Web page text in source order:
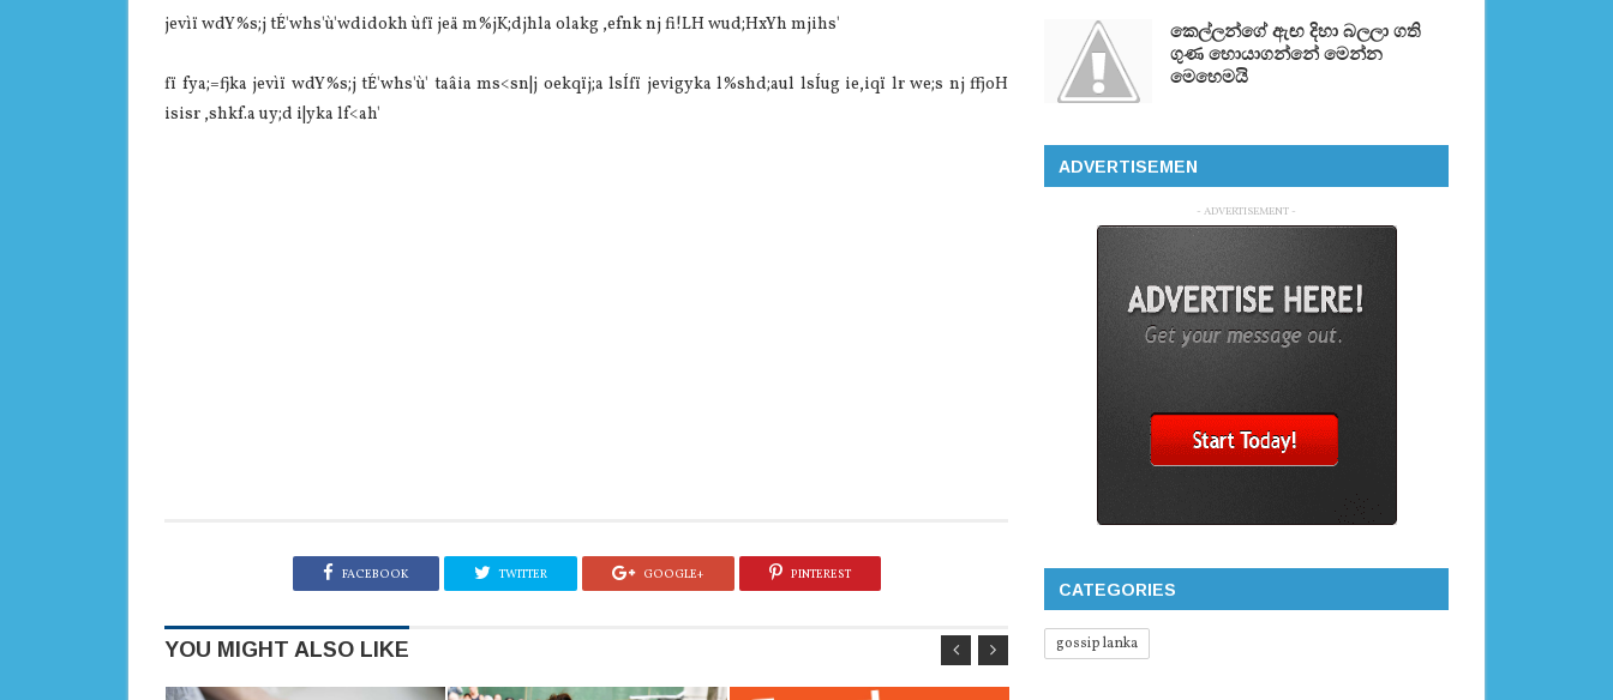
jevìï wdY%s;j tÉ'whs'ù'wdidokh ùfï jeä m%jK;djhla olakg ,efnk nj fi!LH wud;HxYh mjihs'
fï fya;=fjka jevìï wdY%s;j tÉ'whs'ù' taâia ms<sn|j oekqïj;a lsÍfï jevigyka l%shd;aul lsÍug ie,iqï lr we;s nj ffjoH
isisr ,shkf.a uy;d i|yka lf<ah'
FACEBOOK TWITTER GOOGLE+ PINTEREST
YOU MIGHT ALSO LIKE
කෙල්ලන්ගේ ඇඟ දිහා බලලා ගති
ගුණ හොයාගන්නේ මෙන්න
මෙහෙමයි
ADVERTISEMEN
- ADVERTISEMENT -
CATEGORIES
gossip lanka